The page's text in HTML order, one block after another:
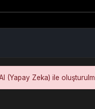
(Yapay Zeka) ile